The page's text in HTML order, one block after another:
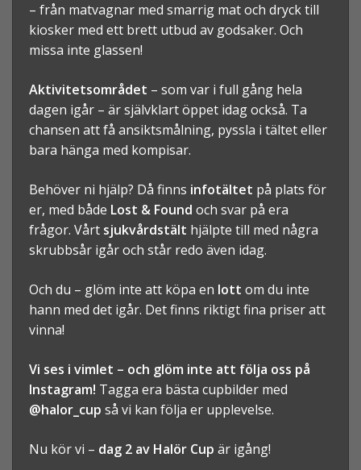
– från matvagnar med smarrig mat och dryck till
kiosker med ett brett utbud av godsaker. Och
missa inte glassen!
Aktivitetsområdet – som var i full gång hela
dagen igår – är självklart öppet idag också. Ta
chansen att få ansiktsmålning, pyssla i tältet eller
bara hänga med kompisar.
Behöver ni hjälp? Då finns infotältet på plats för
er, med både Lost & Found och svar på era
frågor. Vårt sjukvårdstält hjälpte till med några
skrubbsår igår och står redo även idag.
Och du – glöm inte att köpa en lott om du inte
hann med det igår. Det finns riktigt fina priser att
vinna!
Vi ses i vimlet – och glöm inte att följa oss på
Instagram! Tagga era bästa cupbilder med
@halor_cup så vi kan följa er upplevelse.
Nu kör vi – dag 2 av Halör Cup är igång!